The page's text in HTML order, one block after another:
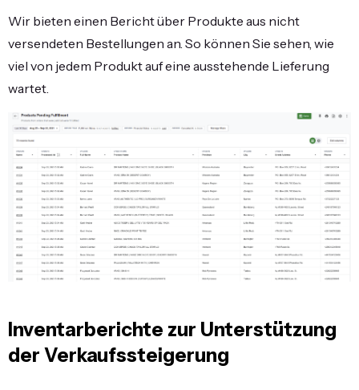
Wir bieten einen Bericht über Produkte aus nicht
versendeten Bestellungen an. So können Sie sehen, wie
viel von jedem Produkt auf eine ausstehende Lieferung
wartet.
Inventarberichte zur Unterstützung
der Verkaufssteigerung